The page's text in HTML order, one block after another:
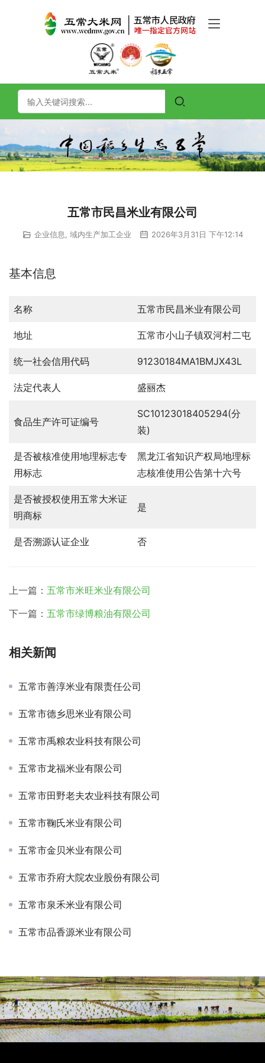
五常市民昌米业有限公司
企业信息 域内生产加工企业 2026年3月31日 下午12:14
基本信息
名称 五常市民昌米业有限公司
地址 五常市小山子镇双河村二屯
统一社会信用代码 91230184MA1BMJX43L
法定代表人 盛丽杰
食品生产许可证编号
SC10123018405294(分
装)
是否被核准使用地理标志专
用标志
黑龙江省知识产权局地理标
志核准使用公告第十六号
是否被授权使用五常大米证
明商标
是
是否溯源认证企业 否
上一篇： 五常市米旺米业有限公司
下一篇： 五常市绿博粮油有限公司
相关新闻
五常市善淳米业有限责任公司
五常市德乡思米业有限公司
五常市禹粮农业科技有限公司
五常市龙福米业有限公司
五常市田野老夫农业科技有限公司
五常市鞠氏米业有限公司
五常市金贝米业有限公司
五常市乔府大院农业股份有限公司
五常市泉禾米业有限公司
五常市品香源米业有限公司